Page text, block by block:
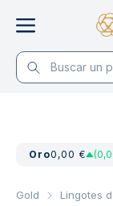
Oro0,00 €
Gold Lingotes